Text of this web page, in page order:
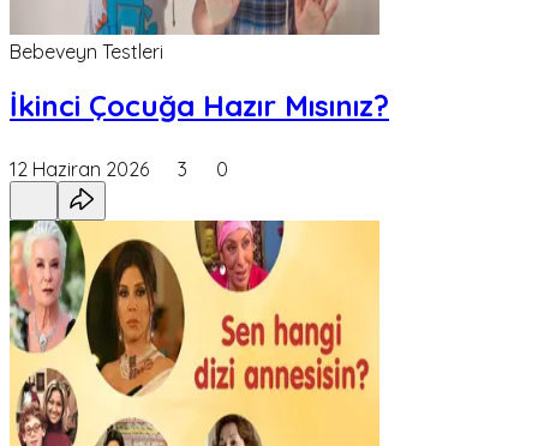
Bebeveyn Testleri
İkinci Çocuğa Hazır Mısınız?
12 Haziran 2026 3 0